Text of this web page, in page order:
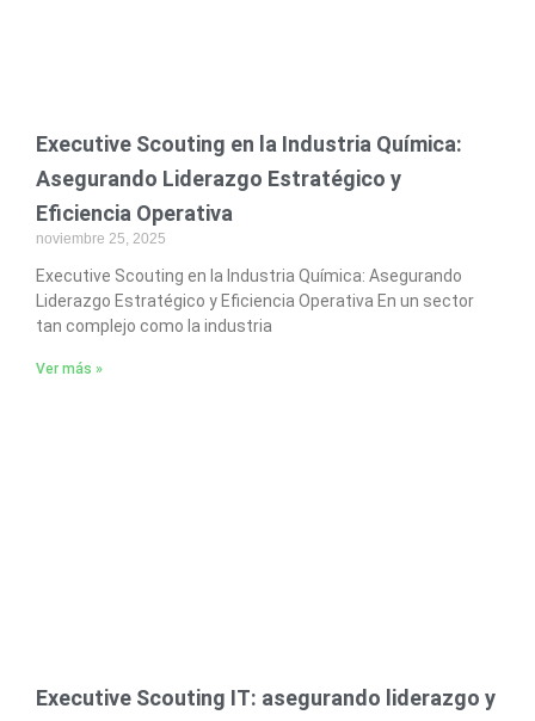
Executive Scouting en la Industria Química:
Asegurando Liderazgo Estratégico y
Eficiencia Operativa
noviembre 25, 2025
Executive Scouting en la Industria Química: Asegurando
Liderazgo Estratégico y Eficiencia Operativa En un sector
tan complejo como la industria
Ver más »
Executive Scouting IT: asegurando liderazgo y